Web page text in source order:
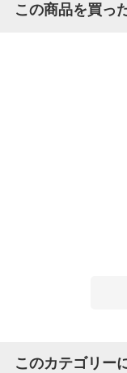
この商品を買っ
このカテゴリー